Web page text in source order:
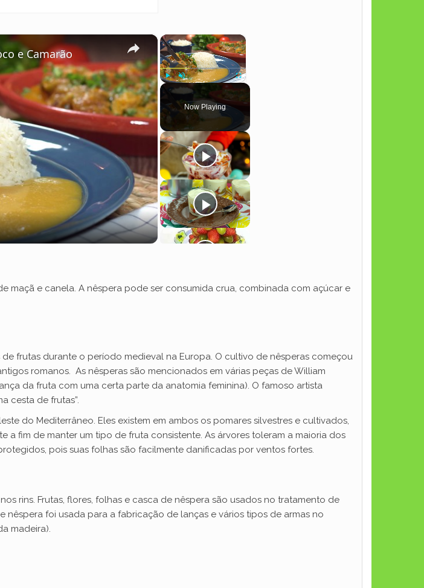
×
Play Unmute Fullscreen
Now Playing
×
e Camarão
maçã e canela. A nêspera pode ser consumida crua, combinada com açúcar e
frutas durante o período medieval na Europa. O cultivo de nêsperas começou
romanos. As nêsperas são mencionados em várias peças de William
da fruta com uma certa parte da anatomia feminina). O famoso artista
cesta de frutas”.
do Mediterrâneo. Eles existem em ambos os pomares silvestres e cultivados,
fim de manter um tipo de fruta consistente. As árvores toleram a maioria dos
pois suas folhas são facilmente danificadas por ventos fortes.
rins. Frutas, flores, folhas e casca de nêspera são usados ​​no tratamento de
foi usada para a fabricação de lanças e vários tipos de armas no
madeira).